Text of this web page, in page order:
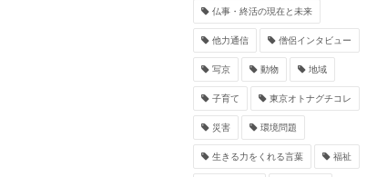
仏事・終活の現在と未来
他力通信 僧侶インタビュー
写京 動物 地域
子育て 東京オトナグチコレ
災害 環境問題
生きる力をくれる言葉 福祉